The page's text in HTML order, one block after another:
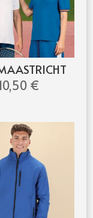
10,50 €